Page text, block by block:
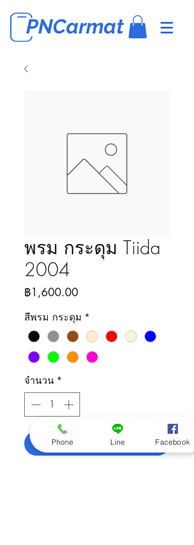
PNCarmat
พรม กระดุม Tiida
2004
฿1,600.00ราคา
สีพรม กระดุม *
จำนวน *
เพิ่มลงในรถเข็น
Phone Line Facebook